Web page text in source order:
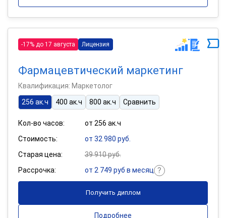
-17% до 17 августа Лицензия
Фармацевтический маркетинг
Квалификация: Маркетолог
256 ак.ч
400 ак.ч 800 ак.ч Сравнить
Кол-во часов:
от 256 ак.ч
Стоимость:
от 32 980 руб.
Старая цена:
39 910 руб.
Рассрочка:
от 2 749 руб в месяц
Получить диплом
Подробнее